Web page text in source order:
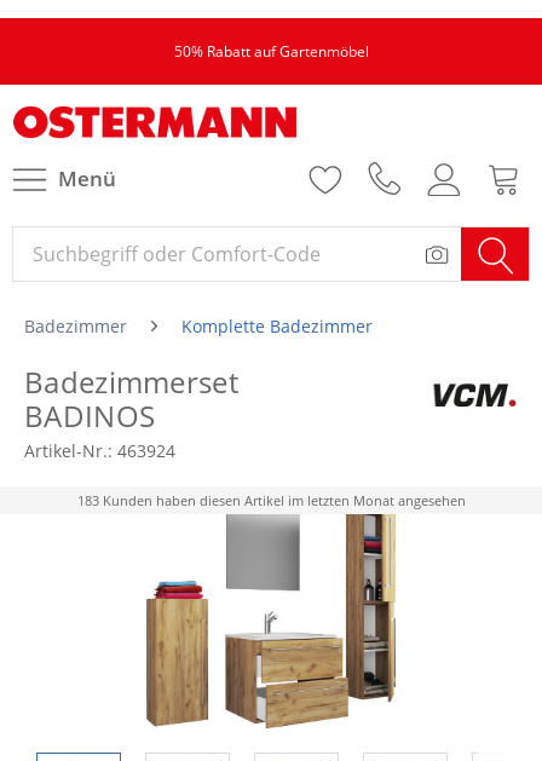
50% Rabatt auf Gartenmöbel
Menü
Badezimmer Komplette Badezimmer
Badezimmerset
BADINOS
Artikel-Nr.: 463924
183 Kunden haben diesen Artikel im letzten Monat angesehen